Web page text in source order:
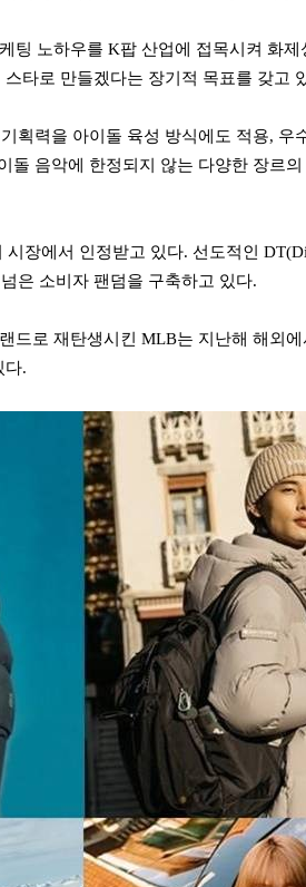
팅 노하우를 K팝 산업에 접목시켜 화
타로 만들겠다는 장기적 목표를 갖고
획력을 아이돌 육성 방식에도 적용, 우
돌 음악에 한정되지 않는 다양한 장르
장에서 인정받고 있다. 선도적인
은 소비자 팬덤을 구축하고 있다.
드로 재탄생시킨 MLB는 지난해 해외
다.